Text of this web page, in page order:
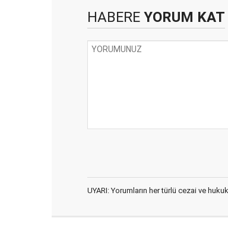
HABERE YORUM KAT
UYARI: Yorumların her türlü cezai ve